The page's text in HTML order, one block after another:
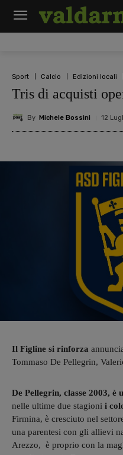
Sport Calcio Edizioni locali
Tris di acquisti
By Michele Bossini 12
Il Figline si rinforza
Tommaso De Pellegrin,
De Pellegrin, classe 2003, è
nelle ultime due stagioni i
Firmina, è cresciuto nel
una parentesi con gli allievi
Arezzo, è proprio con la